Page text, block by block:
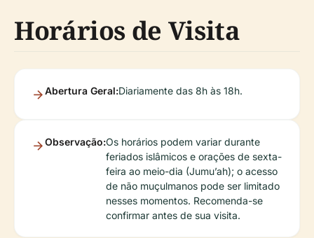
Horários de Visita
Abertura Geral:Diariamente das 8h às 18h.
Observação:Os horários podem variar durante
feriados islâmicos e orações de sexta-
feira ao meio-dia (Jumu’ah); o acesso
de não muçulmanos pode ser limitado
nesses momentos. Recomenda-se
confirmar antes de sua visita.